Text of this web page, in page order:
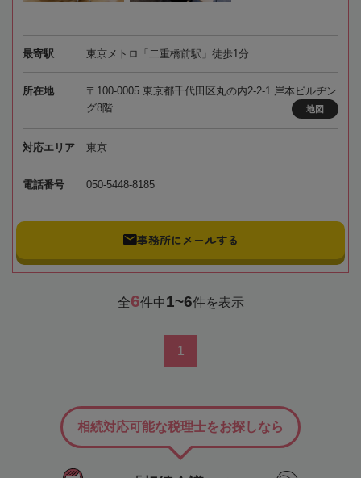
最寄駅 東京メトロ「二重橋前駅」徒歩1分
所在地
〒100-0005 東京都千代田区丸の内2-2-1 岸本ビルヂン
グ8階
地図
対応エリア 東京
電話番号 050-5448-8185
事務所にメールする
全6件中1~6件を表示
1
相続対応可能な税理士をお探しなら